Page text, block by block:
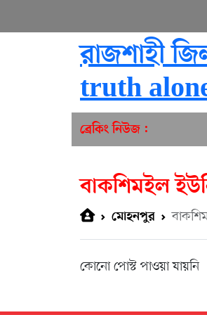
রাজশাহী
truth
ব্রেকিং নিউজ :
বাকশিমইল
মোহনপুর
কোনো পোস্ট পাওয়া যায়নি